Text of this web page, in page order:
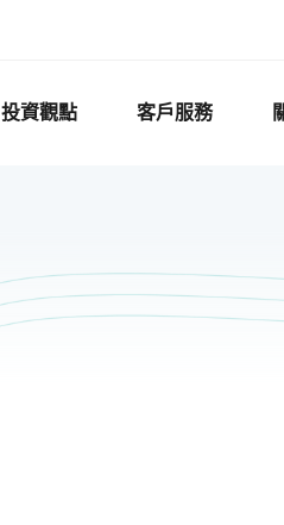
投資觀點 客戶服務